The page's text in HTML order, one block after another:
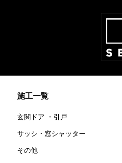
施工一覧
玄関ドア ・引戸
サッシ・窓シャッター
その他